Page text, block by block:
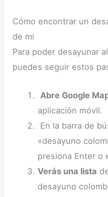
Cómo encontrar un
de mi
Para poder desayunar
puedes seguir estos
Abre Google
aplicación móvil.
En la barra de
«desayuno
presiona Enter o
Verás una lista
desayuno